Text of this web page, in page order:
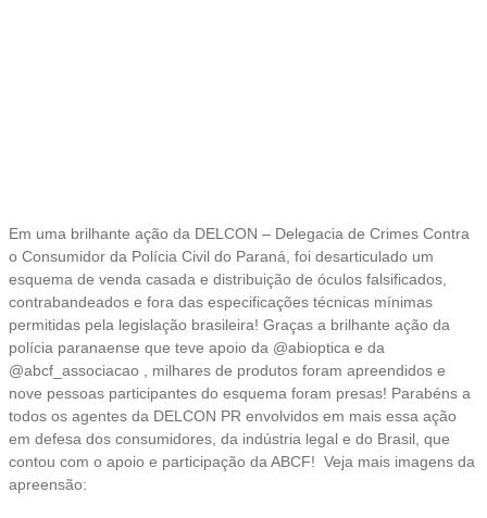
Em uma brilhante ação da DELCON – Delegacia de Crimes Contra
o Consumidor da Polícia Civil do Paraná, foi desarticulado um
esquema de venda casada e distribuição de óculos falsificados,
contrabandeados e fora das especificações técnicas mínimas
permitidas pela legislação brasileira! Graças a brilhante ação da
polícia paranaense que teve apoio da @abioptica e da
@abcf_associacao , milhares de produtos foram apreendidos e
nove pessoas participantes do esquema foram presas! Parabéns a
todos os agentes da DELCON PR envolvidos em mais essa ação
em defesa dos consumidores, da indústria legal e do Brasil, que
contou com o apoio e participação da ABCF! Veja mais imagens da
apreensão: